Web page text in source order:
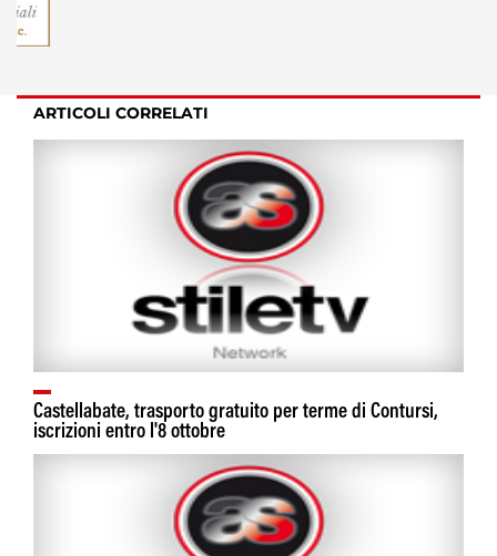
ARTICOLI CORRELATI
Castellabate, trasporto gratuito per terme di Contursi,
iscrizioni entro l'8 ottobre